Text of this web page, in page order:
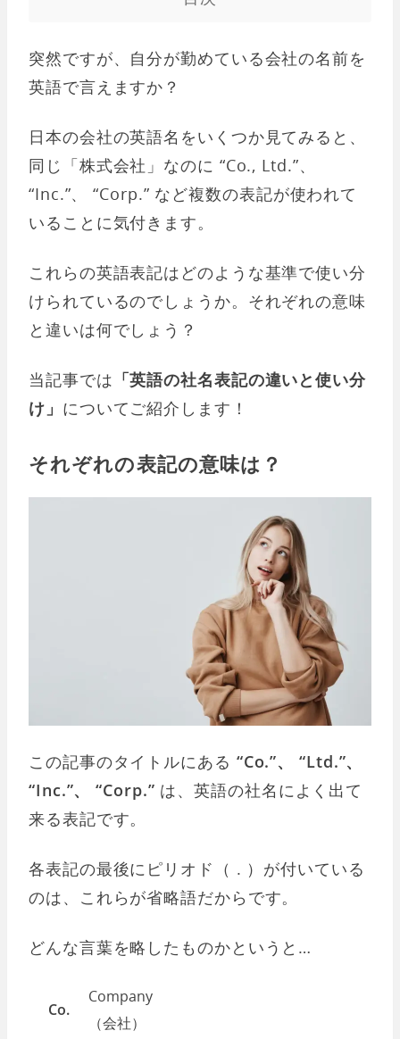
突然ですが、自分が勤めている会社の名前を
英語で言えますか？
日本の会社の英語名をいくつか見てみると、
同じ「株式会社」なのに “Co., Ltd.”、
“Inc.”、 “Corp.” など複数の表記が使われて
いることに気付きます。
これらの英語表記はどのような基準で使い分
けられているのでしょうか。それぞれの意味
と違いは何でしょう？
当記事では 「英語の社名表記の違いと使い分
け」 についてご紹介します！
それぞれの表記の意味は？
この記事のタイトルにある “Co.”、 “Ltd.”、
“Inc.”、 “Corp.” は、英語の社名によく出て
来る表記です。
各表記の最後にピリオド（ . ）が付いている
のは、これらが省略語だからです。
どんな言葉を略したものかというと…
Co.
Company
（会社）